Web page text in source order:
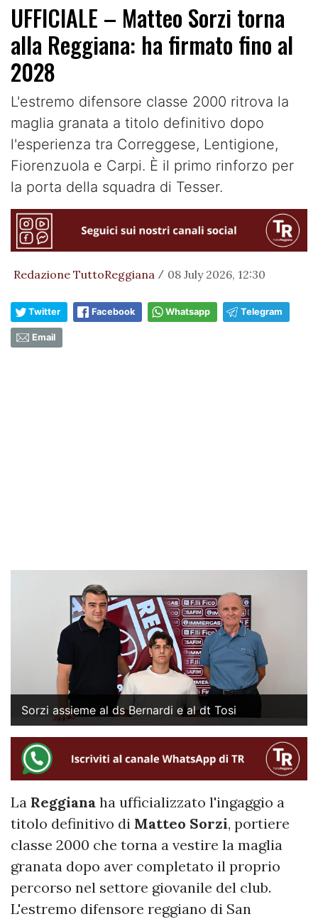
UFFICIALE – Matteo Sorzi torna
alla Reggiana: ha firmato fino al
2028
L'estremo difensore classe 2000 ritrova la
maglia granata a titolo definitivo dopo
l'esperienza tra Correggese, Lentigione,
Fiorenzuola e Carpi. È il primo rinforzo per
la porta della squadra di Tesser.
Redazione TuttoReggiana / 08 July 2026, 12:30
Twitter Facebook Whatsapp Telegram
Email
Sorzi assieme al ds Bernardi e al dt Tosi
La Reggiana ha ufficializzato l'ingaggio a
titolo definitivo di Matteo Sorzi, portiere
classe 2000 che torna a vestire la maglia
granata dopo aver completato il proprio
percorso nel settore giovanile del club.
L'estremo difensore reggiano di San